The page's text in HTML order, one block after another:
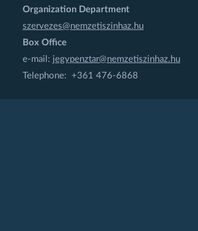
Organization Department
szervezes@nemzetiszinhaz.hu
Box Office
e-mail: jegypenztar@nemzetiszinhaz.hu
Telephone: +361 476-6868